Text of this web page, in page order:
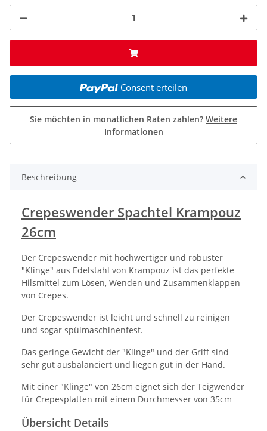
Consent erteilen
Sie möchten in monatlichen Raten zahlen? Weitere
Informationen
Beschreibung
Crepeswender Spachtel Krampouz
26cm
Der Crepeswender mit hochwertiger und robuster
"Klinge" aus Edelstahl von Krampouz ist das perfekte
Hilsmittel zum Lösen, Wenden und Zusammenklappen
von Crepes.
Der Crepeswender ist leicht und schnell zu reinigen
und sogar spülmaschinenfest.
Das geringe Gewicht der "Klinge" und der Griff sind
sehr gut ausbalanciert und liegen gut in der Hand.
Mit einer "Klinge" von 26cm eignet sich der Teigwender
für Crepesplatten mit einem Durchmesser von 35cm
Übersicht Details